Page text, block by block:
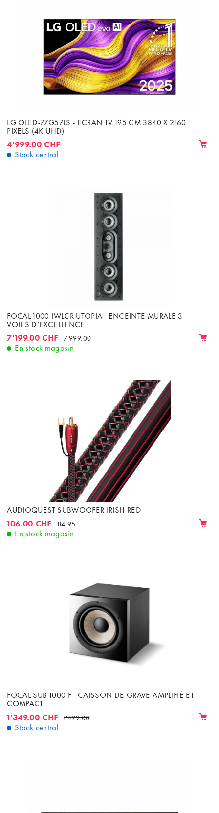
LG OLED-77G57LS - ECRAN TV 195 CM 3840 X 2160
PIXELS (4K UHD)
4'999.00 CHF
Stock central
FOCAL 1000 IWLCR UTOPIA - ENCEINTE MURALE 3
VOIES D’EXCELLENCE
7'199.00 CHF 7'999.00
En stock magasin
AUDIOQUEST SUBWOOFER IRISH-RED
106.00 CHF 114.95
En stock magasin
FOCAL SUB 1000 F - CAISSON DE GRAVE AMPLIFIÉ ET
COMPACT
1'349.00 CHF 1'499.00
Stock central